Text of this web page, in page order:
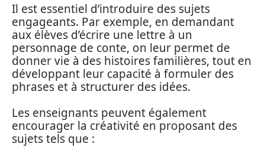
Il est essentiel d’introduire des sujets
engageants. Par exemple, en demandant
aux élèves d’écrire une lettre à un
personnage de conte, on leur permet de
donner vie à des histoires familières, tout en
développant leur capacité à formuler des
phrases et à structurer des idées.
Les enseignants peuvent également
encourager la créativité en proposant des
sujets tels que :